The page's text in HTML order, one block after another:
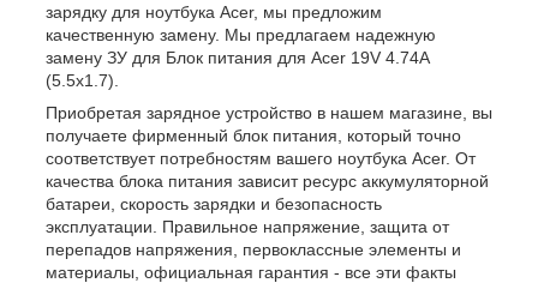
зарядку для ноутбука Acer, мы предложим
качественную замену. Мы предлагаем надежную
замену ЗУ для Блок питания для Acer 19V 4.74A
(5.5x1.7).
Приобретая зарядное устройство в нашем магазине, вы
получаете фирменный блок питания, который точно
соответствует потребностям вашего ноутбука Acer. От
качества блока питания зависит ресурс аккумуляторной
батареи, скорость зарядки и безопасность
эксплуатации. Правильное напряжение, защита от
перепадов напряжения, первоклассные элементы и
материалы, официальная гарантия - все эти факты